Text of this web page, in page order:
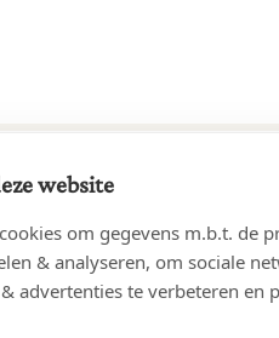
(9402 Ninove
website
om gegevens m.b.t. de
& analyseren, om sociale
advertenties te verbeteren en